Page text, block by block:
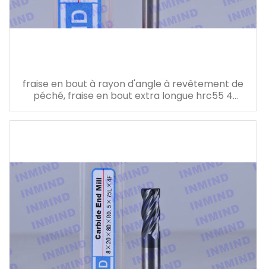
fraise en bout à rayon d'angle à revêtement de
péché, fraise en bout extra longue hrc55 4
cannelures sgs